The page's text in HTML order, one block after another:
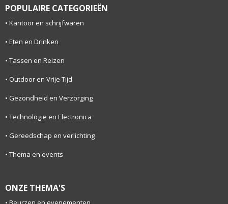
POPULAIRE CATEGORIEËN
Kantoor en schrijfwaren
Eten en Drinken
Tassen en Reizen
Outdoor en Vrije Tijd
Gezondheid en Verzorging
Technologie en Electronica
Gereedschap en verlichting
Thema en events
ONZE THEMA'S